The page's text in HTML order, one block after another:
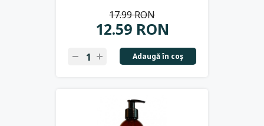
12.59 RON
17.99 RON
Adaugă în coş